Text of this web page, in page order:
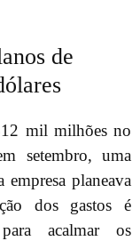
de
mil milhões no
setembro, uma
planeava
dos gastos é
acalmar os